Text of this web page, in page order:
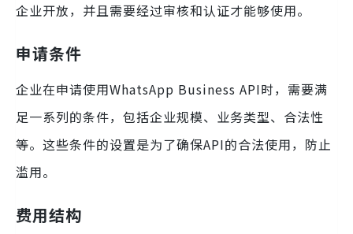
企业开放，并且需要经过审核和认证才能够使用。
申请条件
企业在申请使用WhatsApp Business API时，需要满
足一系列的条件，包括企业规模、业务类型、合法性
等。这些条件的设置是为了确保API的合法使用，防止
滥用。
费用结构